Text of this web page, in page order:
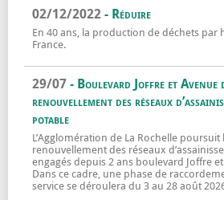
02/12/2022- Réduire
En 40 ans, la production de déchets par
France.
29/07- Boulevard Joffre et Avenue
renouvellement des réseaux
potable
L’Agglomération de La Rochelle
renouvellement des réseaux
engagés depuis 2 ans boulevard Joffre
Dans ce cadre, une phase de
service se déroulera du 3 au 28 août